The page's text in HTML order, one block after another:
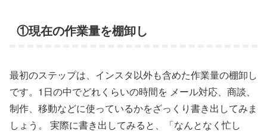
①現在の作業量を棚卸し
最初のステップは、インスタ以外も含めた作業量の棚卸し
です。1日の中でどれくらいの時間を メール対応、商談、
制作、移動などに使っているかをざっくり書き出してみま
しょう。 実際に書き出してみると、「なんとなく忙し